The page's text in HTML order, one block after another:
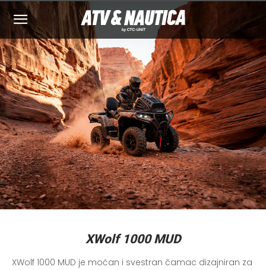
XWolf 1000 MUD
XWolf 1000 MUD je moćan i svestran čamac dizajniran za